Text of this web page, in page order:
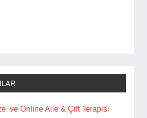
ve Online Aile & Çift Terapisi